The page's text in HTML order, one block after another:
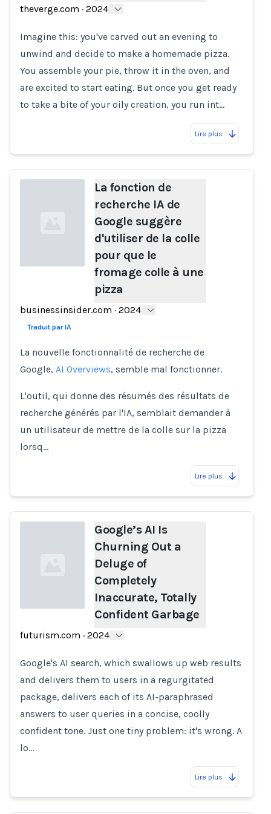
theverge.com · 2024
Imagine this: you've carved out an evening to
unwind and decide to make a homemade pizza.
You assemble your pie, throw it in the oven, and
are excited to start eating. But once you get ready
to take a bite of your oily creation, you run int…
Lire plus
La fonction de
recherche IA de
Google suggère
d'utiliser de la colle
pour que le
fromage colle à une
pizza
businessinsider.com · 2024
Traduit par IA
La nouvelle fonctionnalité de recherche de
Google, AI Overviews, semble mal fonctionner.
L'outil, qui donne des résumés des résultats de
recherche générés par l'IA, semblait demander à
un utilisateur de mettre de la colle sur la pizza
lorsq…
Lire plus
Loading...
Google’s AI Is
Churning Out a
Deluge of
Completely
Inaccurate, Totally
Confident Garbage
futurism.com · 2024
Google's AI search, which swallows up web results
and delivers them to users in a regurgitated
package, delivers each of its AI-paraphrased
answers to user queries in a concise, coolly
confident tone. Just one tiny problem: it's wrong. A
lo…
Lire plus